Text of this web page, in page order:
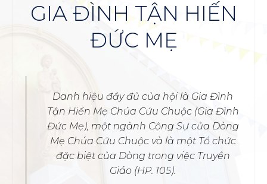
GIA ĐÌNH TẬN HIẾN
ĐỨC MẸ
Danh hiệu đầy đủ của hội là Gia Đình
Tận Hiến Mẹ Chúa Cứu Chuộc (Gia Đình
Đức Mẹ), một ngành Cộng Sự của Dòng
Mẹ Chúa Cứu Chuộc và là một Tổ chức
đặc biệt của Dòng trong việc Truyền
Giáo (HP. 105).